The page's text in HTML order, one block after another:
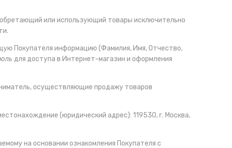
или использующий товары исключительно
Покупателя информацию (Фамилия, Имя, Отчество,
для доступа в Интернет-магазин и оформления
осуществляющие продажу товаров
(юридический адрес): 119530, г. Москва,
на основании ознакомления Покупателя с